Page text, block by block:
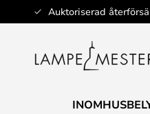
Auktoriserad
Hoppa
till